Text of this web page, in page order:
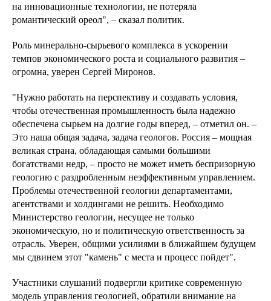
на инновационные технологии, не потеряла
романтический ореол", – сказал политик.
Роль минерально-сырьевого комплекса в ускорении
темпов экономического роста и социального развития –
огромна, уверен Сергей Миронов.
"Нужно работать на перспективу и создавать условия,
чтобы отечественная промышленность была надежно
обеспечена сырьем на долгие годы вперед, – отметил он. –
Это наша общая задача, задача геологов. Россия – мощная
великая страна, обладающая самыми большими
богатствами недр, – просто не может иметь беспризорную
геологию с раздробленным неэффективным управлением.
Проблемы отечественной геологии департаментами,
агентствами и холдингами не решить. Необходимо
Министерство геологии, несущее не только
экономическую, но и политическую ответственность за
отрасль. Уверен, общими усилиями в ближайшем будущем
мы сдвинем этот "камень" с места и процесс пойдет".
Участники слушаний подвергли критике современную
модель управления геологией, обратили внимание на